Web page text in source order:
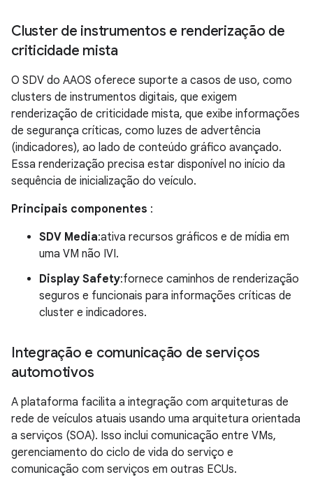
Cluster de instrumentos e renderização de
criticidade mista
O SDV do AAOS oferece suporte a casos de uso, como
clusters de instrumentos digitais, que exigem
renderização de criticidade mista, que exibe informações
de segurança críticas, como luzes de advertência
(indicadores), ao lado de conteúdo gráfico avançado.
Essa renderização precisa estar disponível no início da
sequência de inicialização do veículo.
Principais componentes :
SDV Media:ativa recursos gráficos e de mídia em
uma VM não IVI.
Display Safety:fornece caminhos de renderização
seguros e funcionais para informações críticas de
cluster e indicadores.
Integração e comunicação de serviços
automotivos
A plataforma facilita a integração com arquiteturas de
rede de veículos atuais usando uma arquitetura orientada
a serviços (SOA). Isso inclui comunicação entre VMs,
gerenciamento do ciclo de vida do serviço e
comunicação com serviços em outras ECUs.